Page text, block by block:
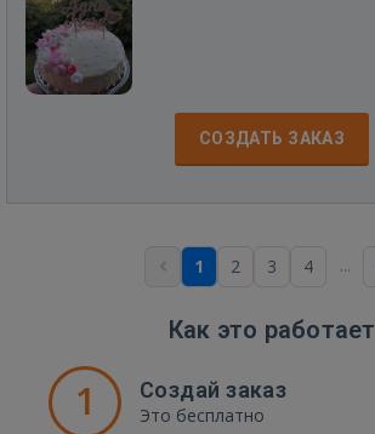
СОЗДАТЬ ЗАКАЗ
1 2 3 4 ...
Как это работает
1 Создай заказ
Это бесплатно